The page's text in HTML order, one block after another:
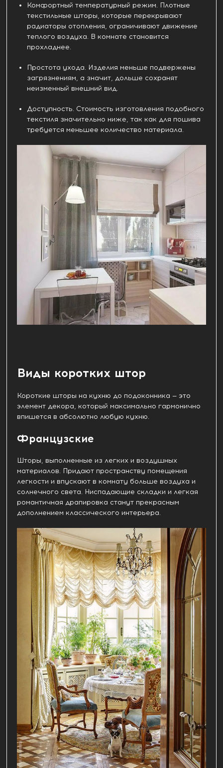
Комфортный температурный режим. Плотные
текстильные шторы, которые перекрывают
радиаторы отопления, ограничивают движение
теплого воздуха. В комнате становится
прохладнее.
Простота ухода. Изделия меньше подвержены
загрязнениям, а значит, дольше сохранят
неизменный внешний вид.
Доступность. Стоимость изготовления подобного
текстиля значительно ниже, так как для пошива
требуется меньшее количество материала.
Виды коротких штор
Короткие шторы на кухню до подоконника — это
элемент декора, который максимально гармонично
впишется в абсолютно любую кухню.
Французские
Шторы, выполненные из легких и воздушных
материалов. Придают пространству помещения
легкости и впускают в комнату больше воздуха и
солнечного света. Ниспадающие складки и легкая
романтичная драпировка станут прекрасным
дополнением классического интерьера.